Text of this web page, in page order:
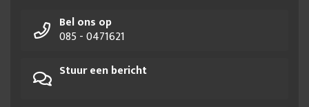
Bel ons op
085 - 0471621
Stuur een bericht